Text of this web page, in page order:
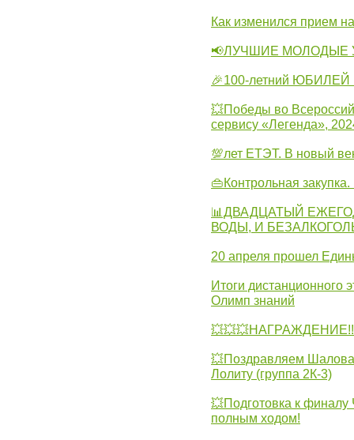
Как изменился прием
📢ЛУЧШИЕ МОЛОДЫЕ
🎉100-летний ЮБИЛЕЙ
💥Победы во
сервису «Легенда»,
💯лет ЕТЭТ. В новый
👜Контрольная
📊ДВАДЦАТЫЙ
ВОДЫ, И
20 апреля прошел
Итоги дистанционного
Олимп знаний
💥Поздравляем
Лолиту (группа 2К-3)
💥Подготовка к
полным ходом!